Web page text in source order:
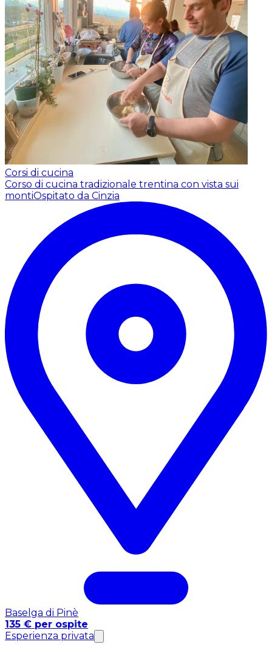
Corsi di cucina
Corso di cucina tradizionale trentina con vista sui
montiOspitato da Cinzia
Baselga di Pinè
135 € per ospite
Esperienza privata